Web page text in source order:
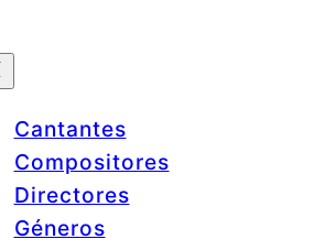
Cantantes
Compositores
Directores
Géneros